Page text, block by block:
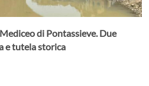
di Pontassieve. Due
e tutela storica